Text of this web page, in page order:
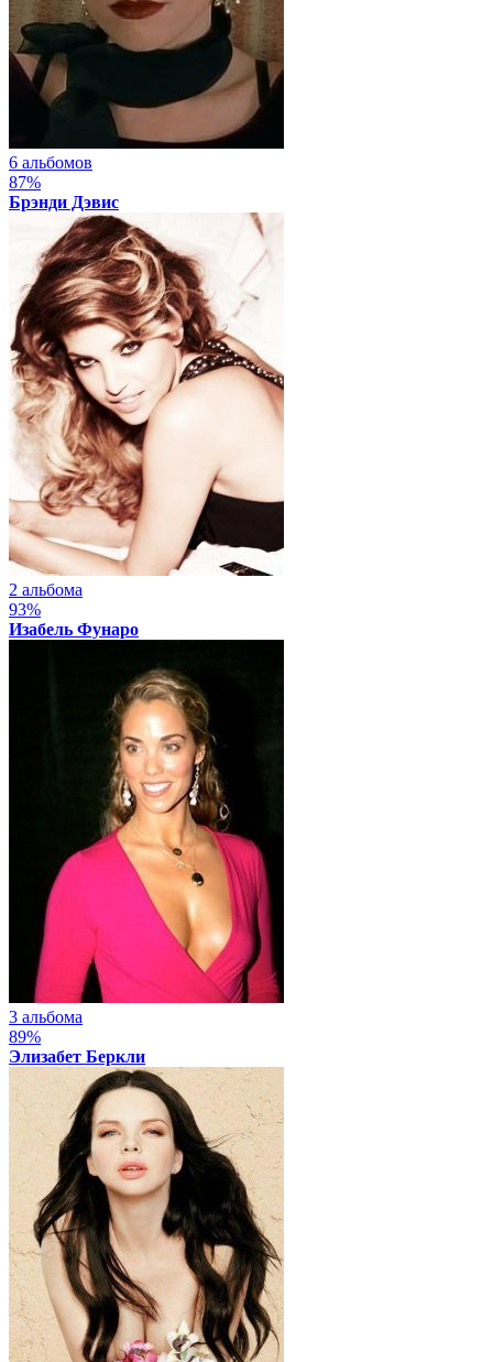
6 альбомов
87%
Брэнди Дэвис
2 альбома
93%
Изабель Фунаро
3 альбома
89%
Элизабет Беркли